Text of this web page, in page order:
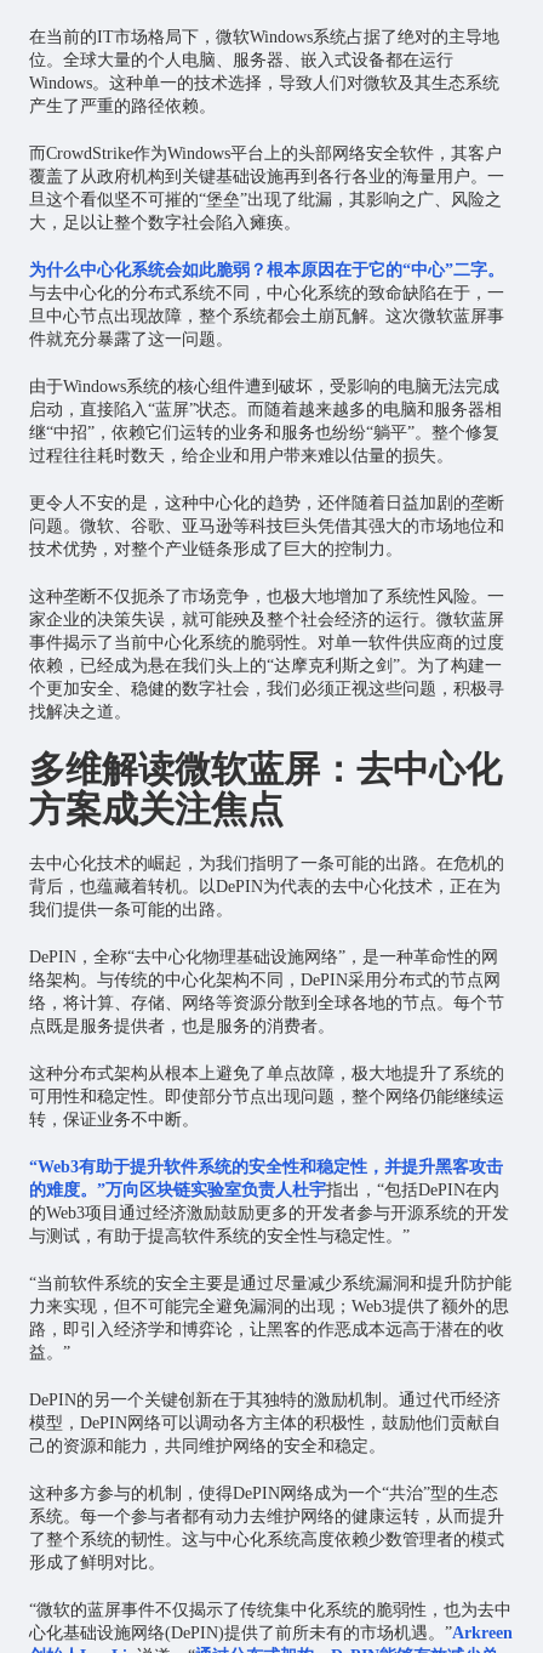
在当前的IT市场格局下，微软Windows系统占据了绝对的主导地
位。全球大量的个人电脑、服务器、嵌入式设备都在运行
Windows。这种单一的技术选择，导致人们对微软及其生态系统
产生了严重的路径依赖。
而CrowdStrike作为Windows平台上的头部网络安全软件，其客户
覆盖了从政府机构到关键基础设施再到各行各业的海量用户。一
旦这个看似坚不可摧的“堡垒”出现了纰漏，其影响之广、风险之
大，足以让整个数字社会陷入瘫痪。
为什么中心化系统会如此脆弱？根本原因在于它的“中心”二字。
与去中心化的分布式系统不同，中心化系统的致命缺陷在于，一
旦中心节点出现故障，整个系统都会土崩瓦解。这次微软蓝屏事
件就充分暴露了这一问题。
由于Windows系统的核心组件遭到破坏，受影响的电脑无法完成
启动，直接陷入“蓝屏”状态。而随着越来越多的电脑和服务器相
继“中招”，依赖它们运转的业务和服务也纷纷“躺平”。整个修复
过程往往耗时数天，给企业和用户带来难以估量的损失。
更令人不安的是，这种中心化的趋势，还伴随着日益加剧的垄断
问题。微软、谷歌、亚马逊等科技巨头凭借其强大的市场地位和
技术优势，对整个产业链条形成了巨大的控制力。
这种垄断不仅扼杀了市场竞争，也极大地增加了系统性风险。一
家企业的决策失误，就可能殃及整个社会经济的运行。微软蓝屏
事件揭示了当前中心化系统的脆弱性。对单一软件供应商的过度
依赖，已经成为悬在我们头上的“达摩克利斯之剑”。为了构建一
个更加安全、稳健的数字社会，我们必须正视这些问题，积极寻
找解决之道。
多维解读微软蓝屏：去中心化
方案成关注焦点
去中心化技术的崛起，为我们指明了一条可能的出路。在危机的
背后，也蕴藏着转机。以DePIN为代表的去中心化技术，正在为
我们提供一条可能的出路。
DePIN，全称“去中心化物理基础设施网络”，是一种革命性的网
络架构。与传统的中心化架构不同，DePIN采用分布式的节点网
络，将计算、存储、网络等资源分散到全球各地的节点。每个节
点既是服务提供者，也是服务的消费者。
这种分布式架构从根本上避免了单点故障，极大地提升了系统的
可用性和稳定性。即使部分节点出现问题，整个网络仍能继续运
转，保证业务不中断。
“Web3有助于提升软件系统的安全性和稳定性，并提升黑客攻击
的难度。”万向区块链实验室负责人杜宇指出，“包括DePIN在内
的Web3项目通过经济激励鼓励更多的开发者参与开源系统的开发
与测试，有助于提高软件系统的安全性与稳定性。”
“当前软件系统的安全主要是通过尽量减少系统漏洞和提升防护能
力来实现，但不可能完全避免漏洞的出现；Web3提供了额外的思
路，即引入经济学和博弈论，让黑客的作恶成本远高于潜在的收
益。”
DePIN的另一个关键创新在于其独特的激励机制。通过代币经济
模型，DePIN网络可以调动各方主体的积极性，鼓励他们贡献自
己的资源和能力，共同维护网络的安全和稳定。
这种多方参与的机制，使得DePIN网络成为一个“共治”型的生态
系统。每一个参与者都有动力去维护网络的健康运转，从而提升
了整个系统的韧性。这与中心化系统高度依赖少数管理者的模式
形成了鲜明对比。
“微软的蓝屏事件不仅揭示了传统集中化系统的脆弱性，也为去中
心化基础设施网络(DePIN)提供了前所未有的市场机遇。”Arkreen